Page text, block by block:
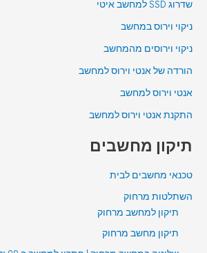
שדרוג SSD למחשב איטי
ניקוי וירוס במחשב
ניקוי וירוסים מהמחשב
הורדה של אנטי וירוס למחשב
אנטי וירוס למחשב
התקנת אנטי וירוס למחשב
תיקון מחשבים
טכנאי מחשבים לבית
השתלטות מרחוק
תיקון למחשב מרחוק
תיקון מחשב מרחוק